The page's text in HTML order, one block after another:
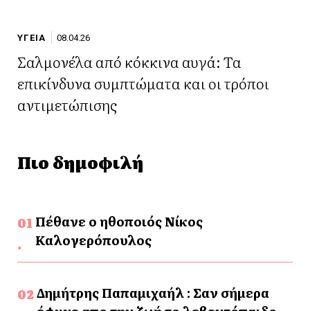
ΥΓΕΙΑ 08.04.26
Σαλμονέλα από κόκκινα αυγά: Τα
επικίνδυνα συμπτώματα και οι τρόποι
αντιμετώπισης
Πιο δημοφιλή
Πέθανε ο ηθοποιός Νίκος
Καλογερόπουλος
Δημήτρης Παπαμιχαήλ : Σαν σήμερα